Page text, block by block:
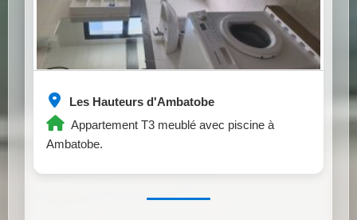
Les Hauteurs d'Ambatobe
Appartement T3 meublé avec piscine à
Ambatobe.